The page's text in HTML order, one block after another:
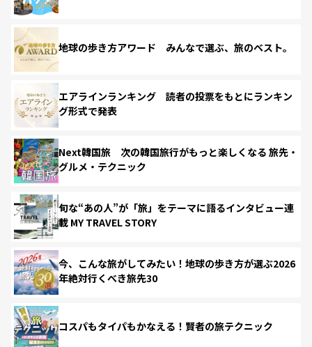
地球の歩き方アワード みんなで選ぶ、旅のベスト。
エアラインランキング 読者の投票をもとにランキン
グ形式で発表
Next韓国旅 次の韓国旅行がもっと楽しくなる 旅先・
グルメ・テクニック
旬な“あの人”が「旅」をテーマに語るインタビュー連
載 MY TRAVEL STORY
今、こんな旅がしてみたい！地球の歩き方が選ぶ2026
年絶対行くべき旅先30
コスパもタイパもかなえる！賢者の旅テクニック